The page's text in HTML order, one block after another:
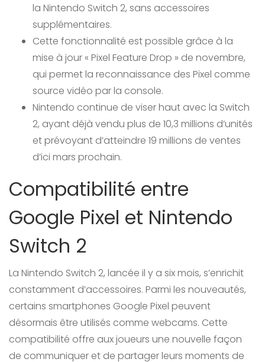
la Nintendo Switch 2, sans accessoires
supplémentaires.
Cette fonctionnalité est possible grâce à la
mise à jour « Pixel Feature Drop » de novembre,
qui permet la reconnaissance des Pixel comme
source vidéo par la console.
Nintendo continue de viser haut avec la Switch
2, ayant déjà vendu plus de 10,3 millions d’unités
et prévoyant d’atteindre 19 millions de ventes
d’ici mars prochain.
Compatibilité entre
Google Pixel et Nintendo
Switch 2
La Nintendo Switch 2, lancée il y a six mois, s’enrichit
constamment d’accessoires. Parmi les nouveautés,
certains smartphones Google Pixel peuvent
désormais être utilisés comme webcams. Cette
compatibilité offre aux joueurs une nouvelle façon
de communiquer et de partager leurs moments de